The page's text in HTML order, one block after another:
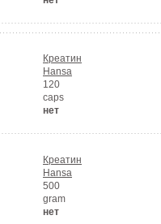
Креатин
Hansa
120
caps
нет
Креатин
Hansa
500
gram
нет